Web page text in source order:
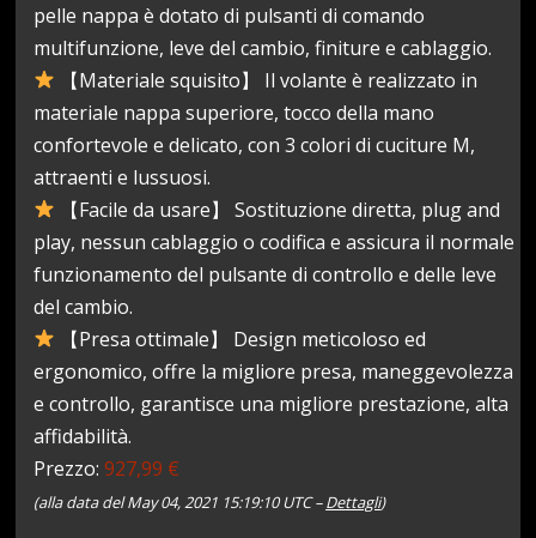
pelle nappa è dotato di pulsanti di comando
multifunzione, leve del cambio, finiture e cablaggio.
【Materiale squisito】 Il volante è realizzato in
materiale nappa superiore, tocco della mano
confortevole e delicato, con 3 colori di cuciture M,
attraenti e lussuosi.
【Facile da usare】 Sostituzione diretta, plug and
play, nessun cablaggio o codifica e assicura il normale
funzionamento del pulsante di controllo e delle leve
del cambio.
【Presa ottimale】 Design meticoloso ed
ergonomico, offre la migliore presa, maneggevolezza
e controllo, garantisce una migliore prestazione, alta
affidabilità.
Prezzo:927,99 €
(alla data del May 04, 2021 15:19:10 UTC –Dettagli)